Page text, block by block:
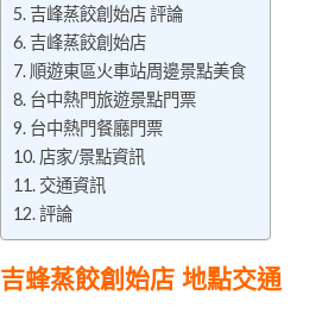
吉峰蒸餃創始店 評論
吉峰蒸餃創始店
順遊東區火車站周邊景點美食
台中熱門旅遊景點門票
台中熱門餐廳門票
店家/景點資訊
交通資訊
評論
吉蜂蒸餃創始店 地點交通